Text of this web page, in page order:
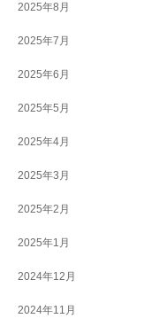
2025年8月
2025年7月
2025年6月
2025年5月
2025年4月
2025年3月
2025年2月
2025年1月
2024年12月
2024年11月